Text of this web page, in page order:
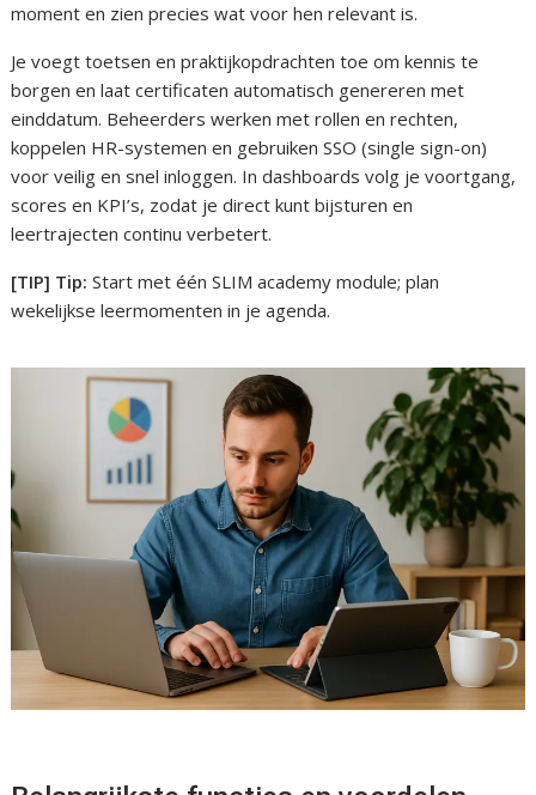
moment en zien precies wat voor hen relevant is.
Je voegt toetsen en praktijkopdrachten toe om kennis te
borgen en laat certificaten automatisch genereren met
einddatum. Beheerders werken met rollen en rechten,
koppelen HR-systemen en gebruiken SSO (single sign-on)
voor veilig en snel inloggen. In dashboards volg je voortgang,
scores en KPI’s, zodat je direct kunt bijsturen en
leertrajecten continu verbetert.
[TIP] Tip: Start met één SLIM academy module; plan
wekelijkse leermomenten in je agenda.